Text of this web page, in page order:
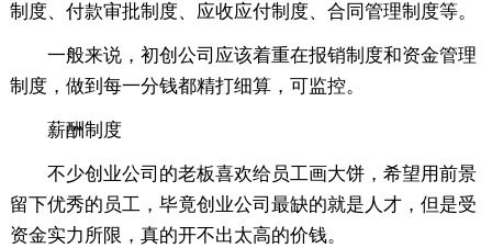
制度、付款审批制度、应收应付制度、合同管理制度等。
一般来说，初创公司应该着重在报销制度和资金管理
制度，做到每一分钱都精打细算，可监控。
薪酬制度
不少创业公司的老板喜欢给员工画大饼，希望用前景
留下优秀的员工，毕竟创业公司最缺的就是人才，但是受
资金实力所限，真的开不出太高的价钱。